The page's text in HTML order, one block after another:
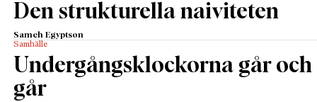
Den strukturella naiviteten
Sameh Egyptson
Samhälle
Undergångsklockorna går och
går